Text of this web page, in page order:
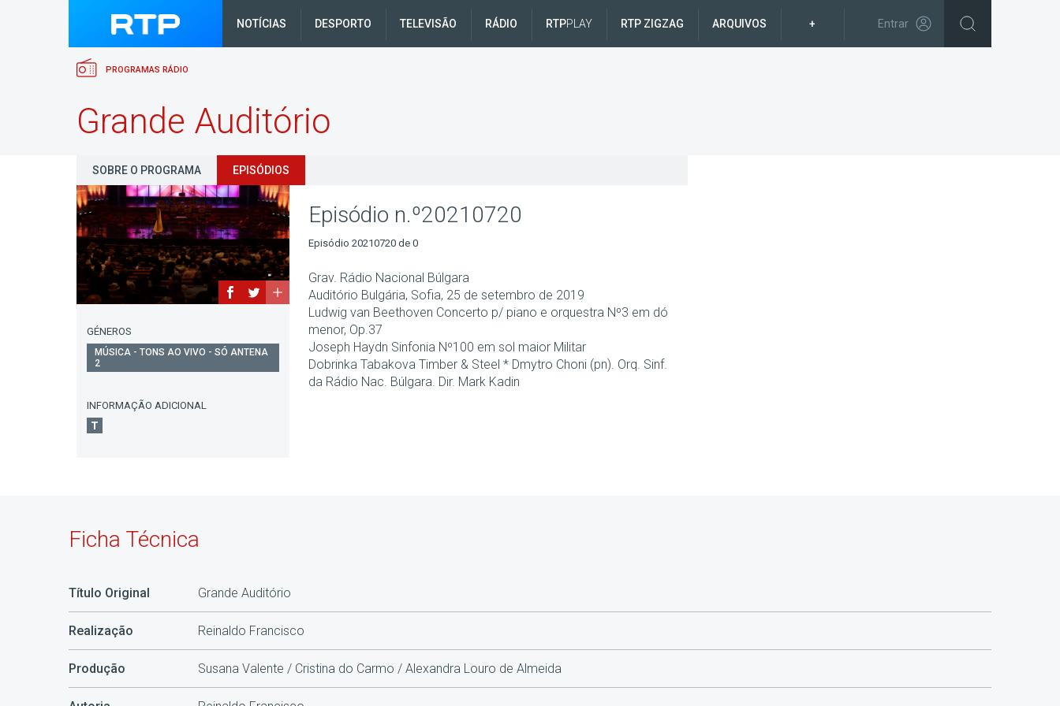
NOTÍCIAS DESPORTO TELEVISÃO RÁDIO RTPPLAY RTP ZIGZAG ARQUIVOS + Entrar
PROGRAMAS RÁDIO
Grande Auditório
SOBRE O PROGRAMA EPISÓDIOS
GÉNEROS
MÚSICA - TONS AO VIVO - SÓ ANTENA
2
INFORMAÇÃO ADICIONAL
Episódio n.º20210720
Episódio 20210720 de 0
Grav. Rádio Nacional Búlgara
Auditório Bulgária, Sofia, 25 de setembro de 2019
Ludwig van Beethoven Concerto p/ piano e orquestra Nº3 em dó
menor, Op.37
Joseph Haydn Sinfonia Nº100 em sol maior Militar
Dobrinka Tabakova Timber & Steel * Dmytro Choni (pn). Orq. Sinf.
da Rádio Nac. Búlgara. Dir. Mark Kadin
Ficha Técnica
Título Original Grande Auditório
Realização Reinaldo Francisco
Produção Susana Valente / Cristina do Carmo / Alexandra Louro de Almeida